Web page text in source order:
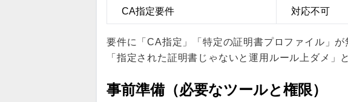
CA指定要件 対応不可
要件に「CA指定」「特定の証明書プロファイル」が
「指定された証明書じゃないと運用ルール上ダメ」
事前準備（必要なツールと権限）